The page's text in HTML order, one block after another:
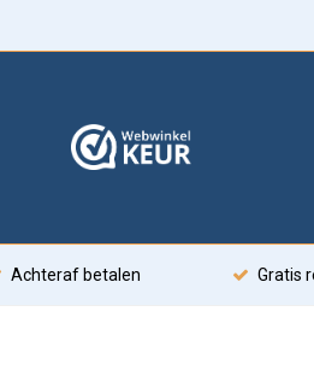
Achteraf betalen Gratis